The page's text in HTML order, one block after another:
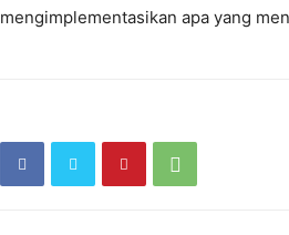
mengimplementasikan apa yang